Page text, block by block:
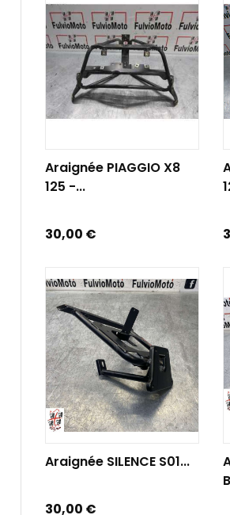
Araignée PIAGGIO X8
125 -...
Prix
30,00 €
Araignée SILENCE S01...
Prix
30,00 €